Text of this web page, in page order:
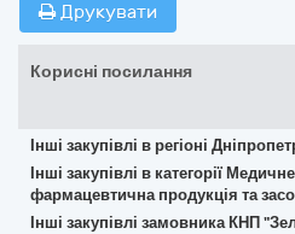
Друкувати
Корисні посилання
Інші закупівлі в регіоні
Інші закупівлі в категорії
фармацевтична продукція та
Інші закупівлі замовника КНП